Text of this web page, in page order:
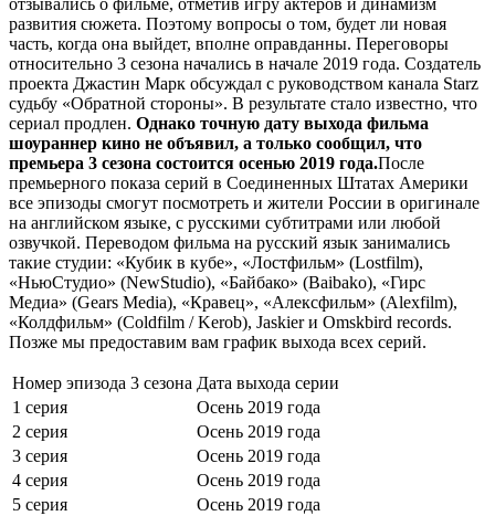
отзывались о фильме, отметив игру актеров и динамизм
развития сюжета. Поэтому вопросы о том, будет ли новая
часть, когда она выйдет, вполне оправданны. Переговоры
относительно 3 сезона начались в начале 2019 года. Создатель
проекта Джастин Марк обсуждал с руководством канала Starz
судьбу «Обратной стороны». В результате стало известно, что
сериал продлен. Однако точную дату выхода фильма
шоураннер кино не объявил, а только сообщил, что
премьера 3 сезона состоится осенью 2019 года.После
премьерного показа серий в Соединенных Штатах Америки
все эпизоды смогут посмотреть и жители России в оригинале
на английском языке, с русскими субтитрами или любой
озвучкой. Переводом фильма на русский язык занимались
такие студии: «Кубик в кубе», «Лостфильм» (Lostfilm),
«НьюСтудио» (NewStudio), «Байбако» (Baibako), «Гирс
Медиа» (Gears Media), «Кравец», «Алексфильм» (Alexfilm),
«Колдфильм» (Coldfilm / Kerob), Jaskier и Omskbird records.
Позже мы предоставим вам график выхода всех серий.
Номер эпизода 3 сезона Дата выхода серии
1 серия
Осень 2019 года
2 серия
Осень 2019 года
3 серия
Осень 2019 года
4 серия
Осень 2019 года
5 серия
Осень 2019 года